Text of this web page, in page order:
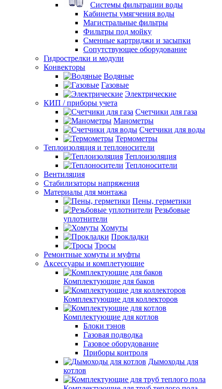
Системы фильтрации воды
Кабинеты умягчения воды
Магистральные фильтры
Фильтры под мойку
Сменные картриджи и засыпки
Сопутствующее оборудование
Гидрострелки и модули
Конвекторы
Водяные
Газовые
Электрические
КИП / приборы учета
Счетчики для газа
Манометры
Счетчики для воды
Термометры
Теплоизоляция и теплоносители
Теплоизоляция
Теплоносители
Вентиляция
Стабилизаторы напряжения
Материалы для монтажа
Пены, герметики
Резьбовые
уплотнители
Хомуты
Прокладки
Тросы
Ремонтные хомуты и муфты
Аксессуары и комплетующие
Комплектующие для баков
Комплектующие для коллекторов
Комплектующие для котлов
Блоки тэнов
Газовая подводка
Газовое оборудование
Приборы контроля
Дымоходы для
котлов